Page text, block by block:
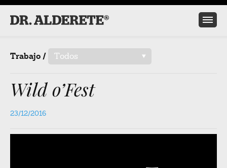
Trabajo / /
Todos
Wild o’Fest
23/12/2016